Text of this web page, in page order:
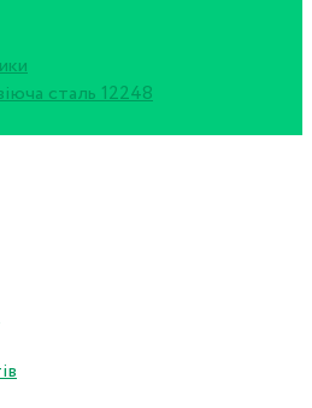
сталь 12248